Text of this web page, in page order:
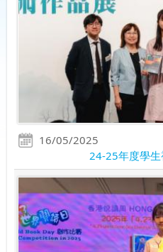
16/05/2025
24-25年度學